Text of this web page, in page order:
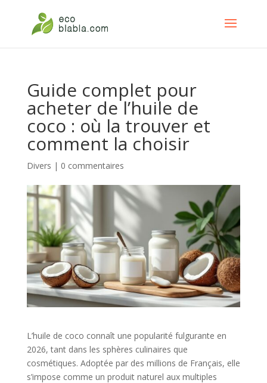
Guide complet pour
acheter de l’huile de
coco : où la trouver et
comment la choisir
Divers | 0 commentaires
L’huile de coco connaît une popularité fulgurante en
2026, tant dans les sphères culinaires que
cosmétiques. Adoptée par des millions de Français, elle
s’impose comme un produit naturel aux multiples